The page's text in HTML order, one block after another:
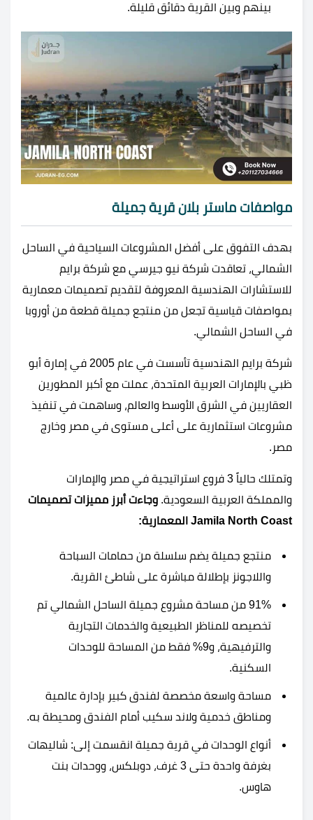
بينهم وبين القرية دقائق قليلة.
مواصفات ماستر بلان قرية جميلة
بهدف التفوق على أفضل المشروعات السياحية في الساحل
الشمالي، تعاقدت شركة نيو جيرسي مع شركة برايم
للاستشارات الهندسية المعروفة لتقديم تصميمات معمارية
بمواصفات قياسية تجعل من منتجع جميلة قطعة من أوروبا
في الساحل الشمالي.
شركة برايم الهندسية تأسست في عام 2005 في إمارة أبو
ظبي بالإمارات العربية المتحدة، عملت مع أكبر المطورين
العقاريين في الشرق الأوسط والعالم، وساهمت في تنفيذ
مشروعات استثمارية على أعلى مستوى في مصر وخارج
مصر.
وتمتلك حالياً 3 فروع استراتيجية في مصر والإمارات
والمملكة العربية السعودية. وجاءت أبرز مميزات تصميمات
Jamila North Coast المعمارية:
منتجع جميلة يضم سلسلة من حمامات السباحة
واللاجونز بإطلالة مباشرة على شاطئ القرية.
91% من مساحة مشروع جميلة الساحل الشمالي تم
تخصيصه للمناظر الطبيعية والخدمات التجارية
والترفيهية، و9% فقط من المساحة للوحدات
السكنية.
مساحة واسعة مخصصة لفندق كبير بإدارة عالمية
ومناطق خدمية ولاند سكيب أمام الفندق ومحيطة به.
أنواع الوحدات في قرية جميلة انقسمت إلى: شاليهات
بغرفة واحدة حتى 3 غرف، دوبلكس، ووحدات بنت
هاوس.